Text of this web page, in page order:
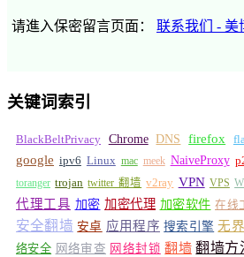
请進入保密留言页面： 联系我们 - 美
关键词索引
BlackBeltPrivacy Chrome DNS firefox
google ipv6 Linux mac meek NaiveProxy
toranger trojan twitter 翻墙 v2ray VPN VPS
代理工具 加密 加密代理 加密软件 在线
安全翻墙 安卓 应用程序 搜索引擎 无界
络安全 网络审查 网络封锁 翻墙 翻墙方